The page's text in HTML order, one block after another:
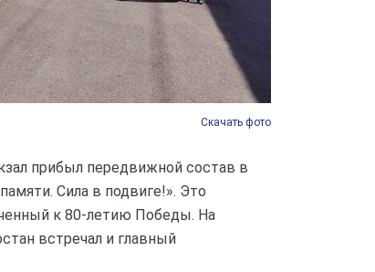
Скачать фото
прибыл передвижной состав в
Сила в подвиге!». Это
к 80-летию Победы. На
встречал и главный